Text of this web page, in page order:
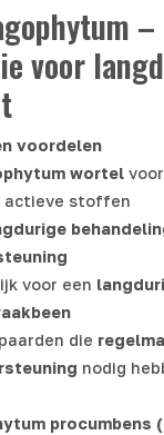
voor
voordelen
wortel
actieve stoffen
voor een
die
nodig
procumbens